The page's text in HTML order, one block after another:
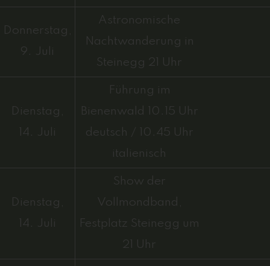
Donnerstag,
9. Juli
Astronomische
Nachtwanderung in
Steinegg 21 Uhr
Dienstag,
14. Juli
Führung im
Bienenwald 10.15 Uhr
deutsch / 10.45 Uhr
italienisch
Dienstag,
14. Juli
Show der
Vollmondband,
Festplatz Steinegg um
21 Uhr